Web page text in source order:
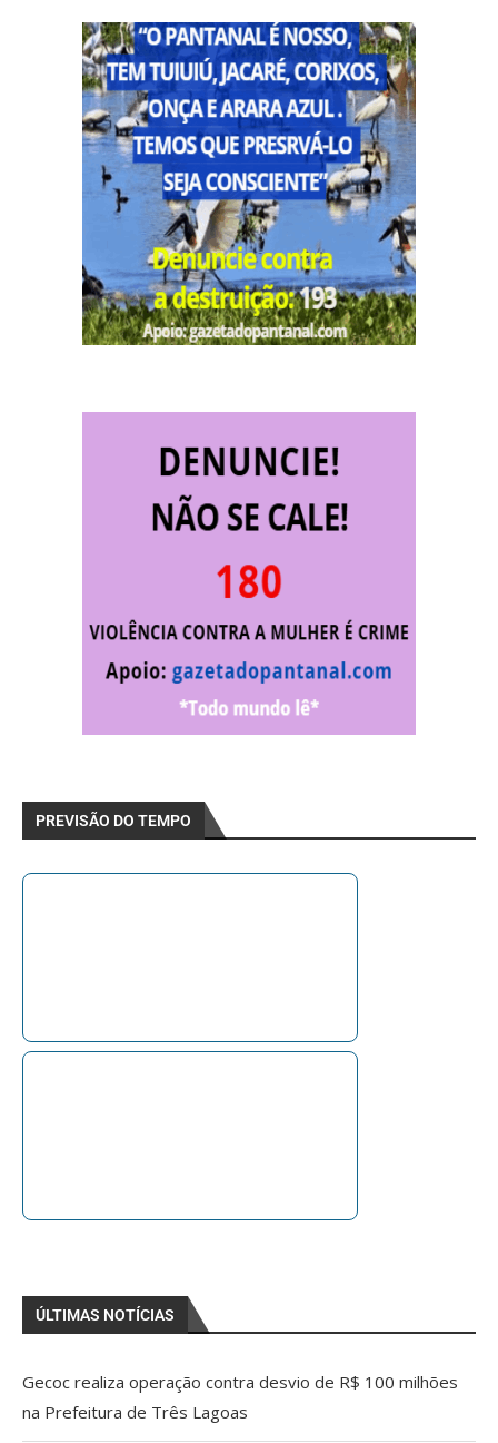
PREVISÃO DO TEMPO
ÚLTIMAS NOTÍCIAS
Gecoc realiza operação contra desvio de R$ 100 milhões
na Prefeitura de Três Lagoas